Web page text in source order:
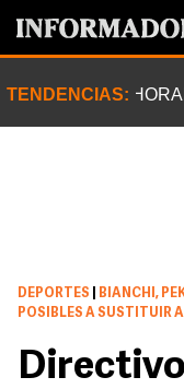
TENDENCIAS:
DEPORTES
BIANCHI,
POSIBLES A SUSTITUIR